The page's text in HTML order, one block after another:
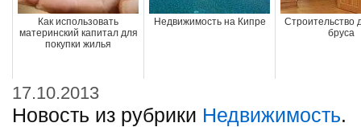
Как использовать
материнский капитал для
покупки жилья
Недвижимость на Кипре
Cтроительство
бруса
17.10.2013
Новость из рубрики Недвижимость.